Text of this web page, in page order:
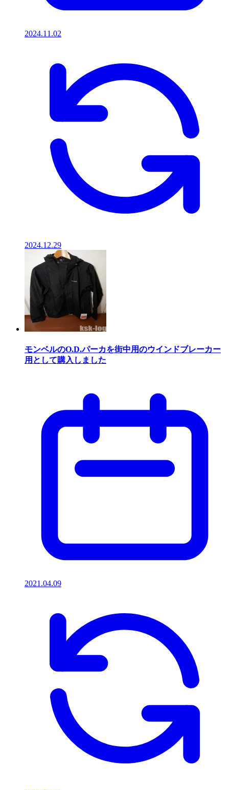
2024.11.02
2024.12.29
モンベルのO.D.パーカを街中用のウインドブレーカー
用として購入しました
2021.04.09